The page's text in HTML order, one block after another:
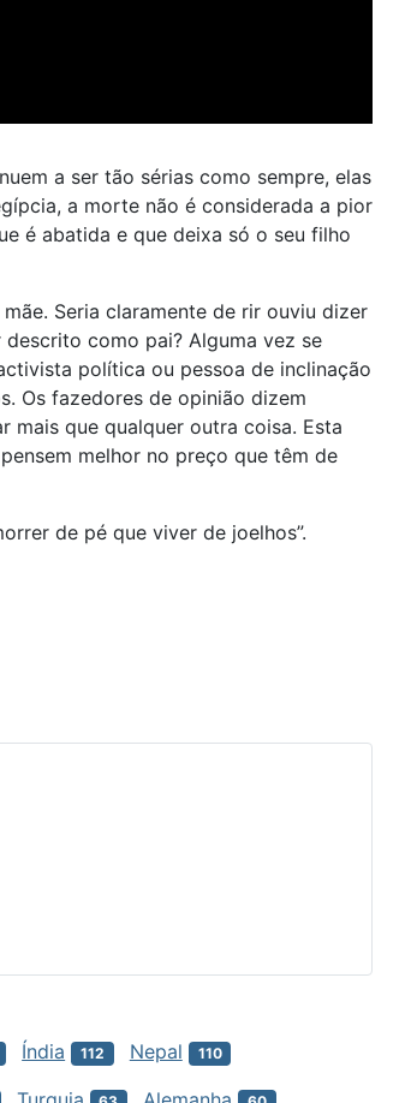
a ser tão sérias como sempre, elas
a morte não é considerada a pior
é abatida e que deixa só o seu filho
Seria claramente de rir ouviu dizer
como pai? Alguma vez se
política ou pessoa de inclinação
Os fazedores de opinião dizem
mais que qualquer outra coisa. Esta
melhor no preço que têm de
de pé que viver de joelhos”.
Índia 112 Nepal 110